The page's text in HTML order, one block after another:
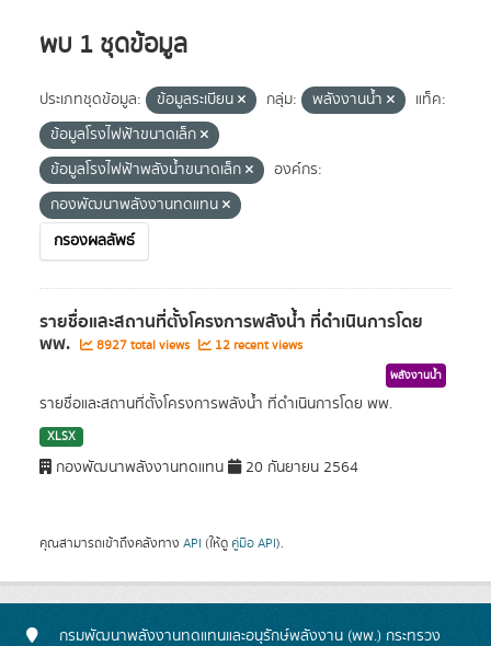
พบ 1 ชุดข้อมูล
ประเภทชุดข้อมูล: ข้อมูลระเบียน กลุ่ม: พลังงานน้ำ
แท็ค:
ข้อมูลโรงไฟฟ้าขนาดเล็ก
ข้อมูลโรงไฟฟ้าพลังน้ำขนาดเล็ก
องค์กร:
กองพัฒนาพลังงานทดแทน
กรองผลลัพธ์
รายชื่อและสถานที่ตั้งโครงการพลังน้ำ ที่ดำเนินการโดย
พพ. 8927 total views 12 recent views
พลังงานน้ำ
รายชื่อและสถานที่ตั้งโครงการพลังน้ำ ที่ดำเนินการโดย พพ.
XLSX
กองพัฒนาพลังงานทดแทน 20 กันยายน 2564
คุณสามารถเข้าถึงคลังทาง API (ให้ดู คู่มือ API).
กรมพัฒนาพลังงานทดแทนและอนุรักษ์พลังงาน (พพ.) กระทรวง